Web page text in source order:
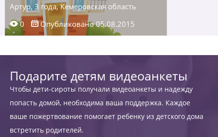
Артур, 3 года, Кемеровская область
0
Опубликовано 05.08.2015
Подарите детям видеоанкеты
Чтобы дети-сироты получали видеоанкеты и надежду
попасть домой, необходима ваша поддержка. Каждое
ваше пожертвование помогает ребенку из детского дома
встретить родителей.